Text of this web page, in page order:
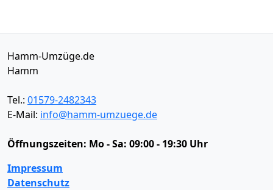
Hamm-Umzüge.de
Hamm
Tel.: 01579-2482343
E-Mail: info@hamm-umzuege.de
Öffnungszeiten: Mo - Sa: 09:00 - 19:30 Uhr
Impressum
Datenschutz